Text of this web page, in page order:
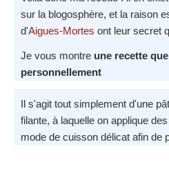
sur la blogosphère, et la raison
d'Aigues-Mortes ont leur secret
Je vous montre une recette
personnellement
Il s'agit tout simplement d'une
filante, à laquelle on applique
mode de cuisson délicat afin de